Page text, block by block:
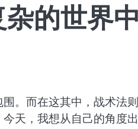
的世界
。而在这其中，战术法
天，我想从自己的角度